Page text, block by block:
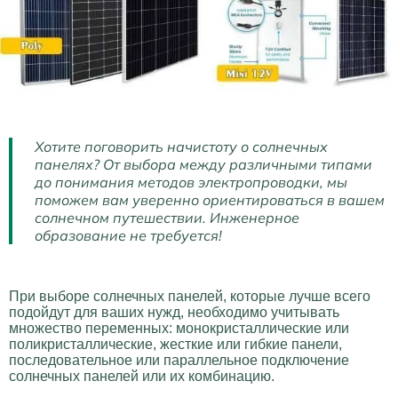
Хотите поговорить начистоту о солнечных
панелях? От выбора между различными типами
до понимания методов электропроводки, мы
поможем вам уверенно ориентироваться в вашем
солнечном путешествии. Инженерное
образование не требуется!
При выборе солнечных панелей, которые лучше всего
подойдут для ваших нужд, необходимо учитывать
множество переменных: монокристаллические или
поликристаллические, жесткие или гибкие панели,
последовательное или параллельное подключение
солнечных панелей или их комбинацию.